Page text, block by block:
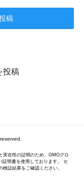
稿
投稿
実在性の証明のため、GMOグロ
証明書を使用しております。 セ
証結果をご確認ください。